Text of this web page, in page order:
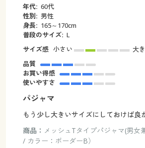
年代: 60代
性別: 男性
身長: 165～170cm
普段のサイズ: L
サイズ感 小さい
大
品質
お買い得感
使いやすさ
パジャマ
もう少し大きいサイズにしておけば良
商品： メッシュTタイプパジャマ(男女
/ カラー：ボーダーB）